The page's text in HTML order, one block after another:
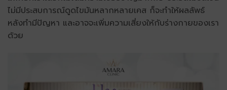
ไม่มีประสบการณ์ดูดไขมันหลากหลายเคส ก็จะทำให้ผลลัพธ์
หลังทำมีปัญหา และอาจจะเพิ่มความเสี่ยงให้กับร่างกายของเรา
ด้วย